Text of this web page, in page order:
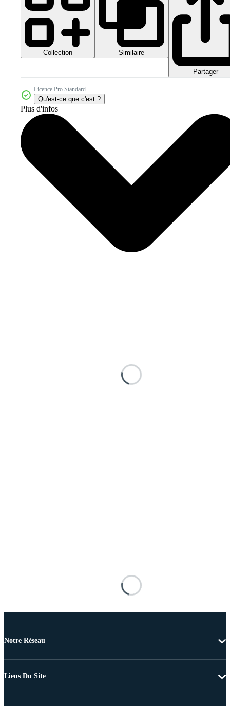
Collection Similaire
Partager
Licence Pro Standard
Qu'est-ce que c'est ?
Plus d'infos
Notre Réseau
Liens Du Site